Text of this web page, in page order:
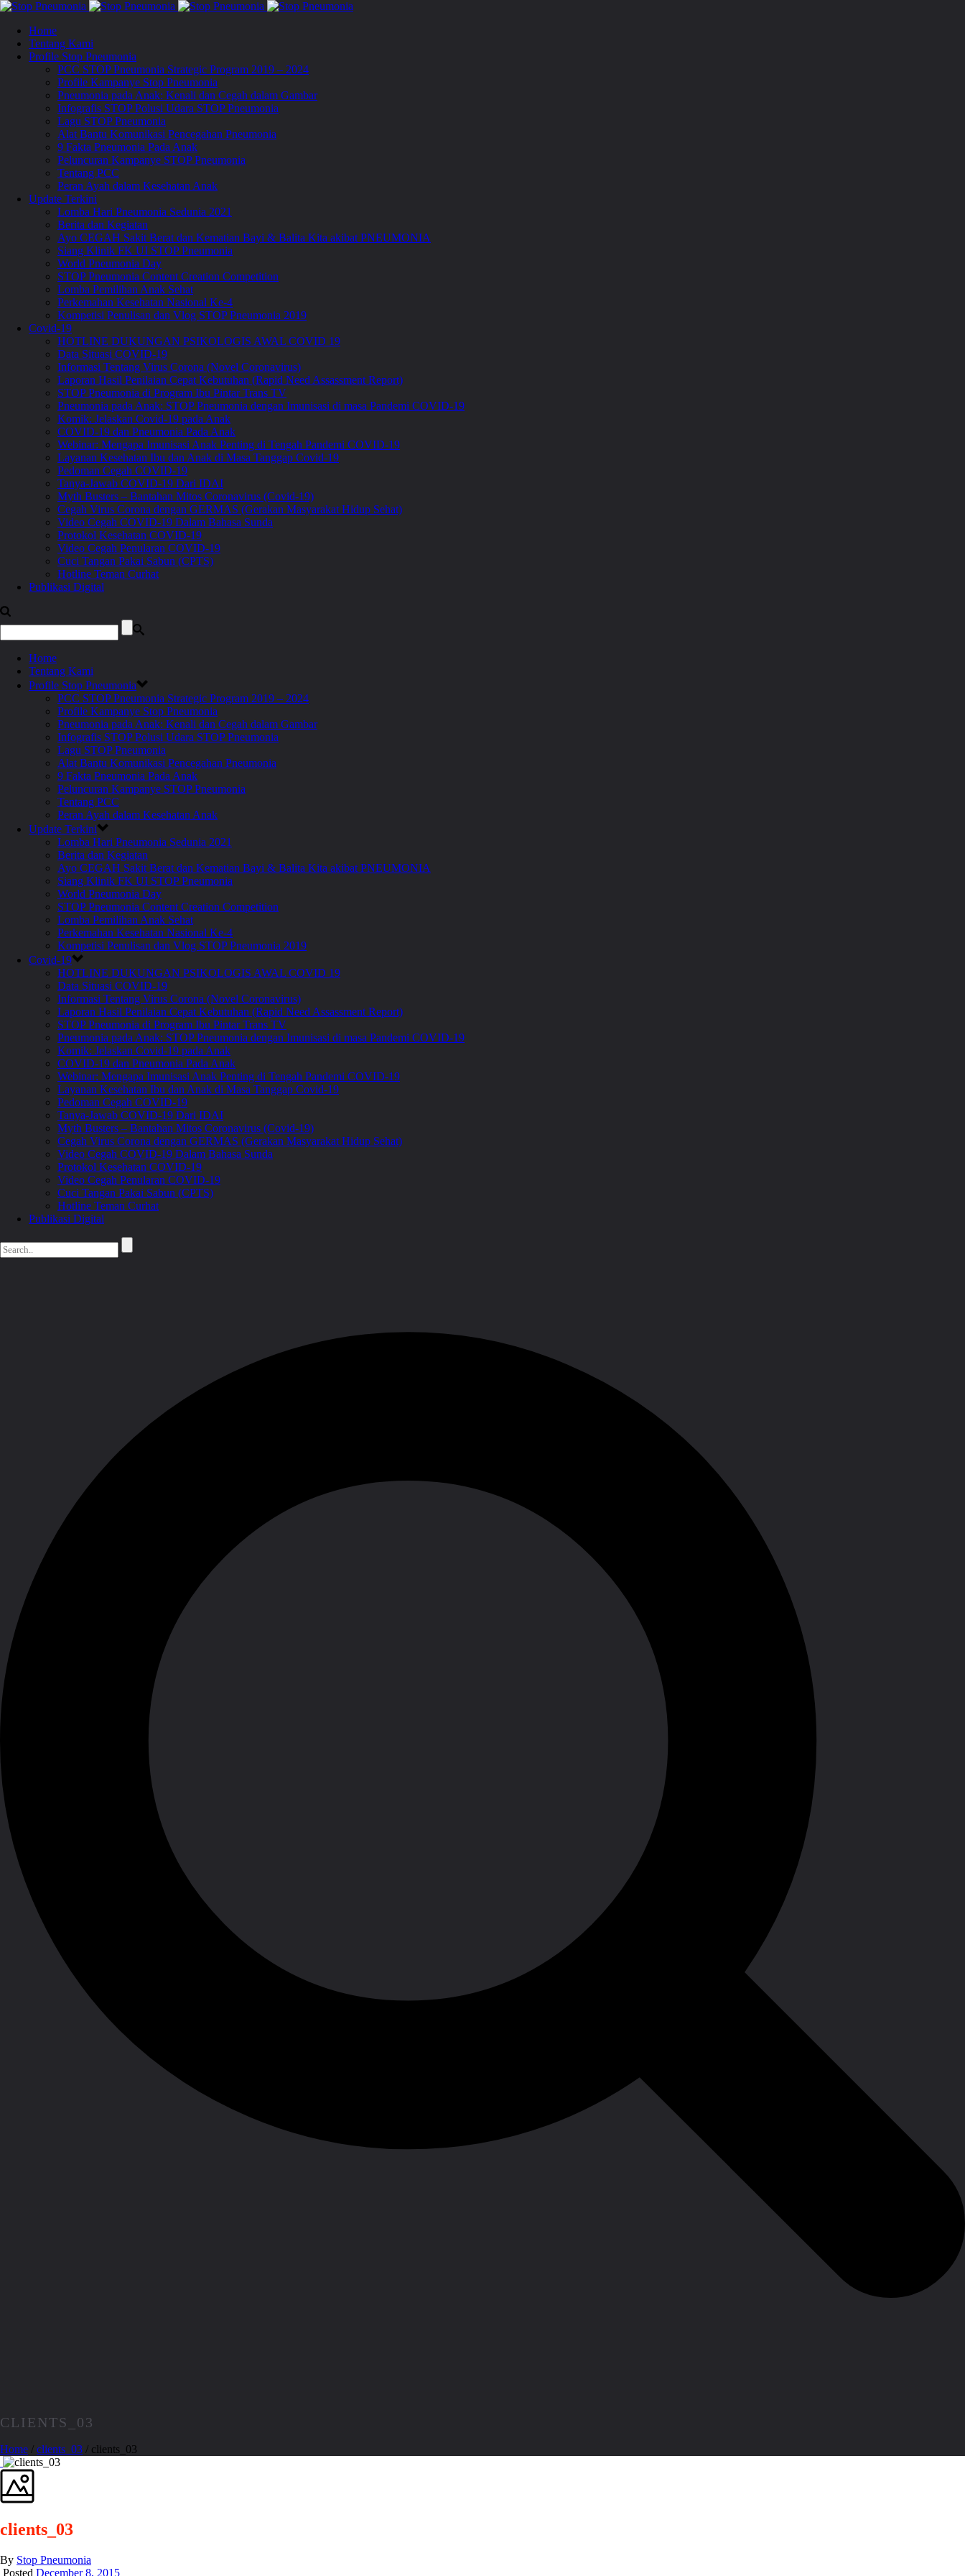
Home
Tentang Kami
Profile Stop Pneumonia
PCC STOP Pneumonia Strategic Program 2019 – 2024
Profile Kampanye Stop Pneumonia
Pneumonia pada Anak: Kenali dan Cegah dalam Gambar
Infografis STOP Polusi Udara STOP Pneumonia
Lagu STOP Pneumonia
Alat Bantu Komunikasi Pencegahan Pneumonia
9 Fakta Pneumonia Pada Anak
Peluncuran Kampanye STOP Pneumonia
Tentang PCC
Peran Ayah dalam Kesehatan Anak
Update Terkini
Lomba Hari Pneumonia Sedunia 2021
Berita dan Kegiatan
Ayo CEGAH Sakit Berat dan Kematian Bayi & Balita Kita akibat PNEUMONIA
Siang Klinik FK UI STOP Pneumonia
World Pneumonia Day
STOP Pneumonia Content Creation Competition
Lomba Pemilihan Anak Sehat
Perkemahan Kesehatan Nasional Ke-4
Kompetisi Penulisan dan Vlog STOP Pneumonia 2019
Covid-19
HOTLINE DUKUNGAN PSIKOLOGIS AWAL COVID 19
Data Situasi COVID-19
Informasi Tentang Virus Corona (Novel Coronavirus)
Laporan Hasil Penilaian Cepat Kebutuhan (Rapid Need Assassment Report)
STOP Pneumonia di Program Ibu Pintar Trans TV
Pneumonia pada Anak: STOP Pneumonia dengan Imunisasi di masa Pandemi COVID-19
Komik: Jelaskan Covid-19 pada Anak
COVID-19 dan Pneumonia Pada Anak
Webinar: Mengapa Imunisasi Anak Penting di Tengah Pandemi COVID-19
Layanan Kesehatan Ibu dan Anak di Masa Tanggap Covid-19
Pedoman Cegah COVID-19
Tanya-Jawab COVID-19 Dari IDAI
Myth Busters – Bantahan Mitos Coronavirus (Covid-19)
Cegah Virus Corona dengan GERMAS (Gerakan Masyarakat Hidup Sehat)
Video Cegah COVID-19 Dalam Bahasa Sunda
Protokol Kesehatan COVID-19
Video Cegah Penularan COVID-19
Cuci Tangan Pakai Sabun (CPTS)
Hotline Teman Curhat
Publikasi Digital
Home
Tentang Kami
Profile Stop Pneumonia
PCC STOP Pneumonia Strategic Program 2019 – 2024
Profile Kampanye Stop Pneumonia
Pneumonia pada Anak: Kenali dan Cegah dalam Gambar
Infografis STOP Polusi Udara STOP Pneumonia
Lagu STOP Pneumonia
Alat Bantu Komunikasi Pencegahan Pneumonia
9 Fakta Pneumonia Pada Anak
Peluncuran Kampanye STOP Pneumonia
Tentang PCC
Peran Ayah dalam Kesehatan Anak
Update Terkini
Lomba Hari Pneumonia Sedunia 2021
Berita dan Kegiatan
Ayo CEGAH Sakit Berat dan Kematian Bayi & Balita Kita akibat PNEUMONIA
Siang Klinik FK UI STOP Pneumonia
World Pneumonia Day
STOP Pneumonia Content Creation Competition
Lomba Pemilihan Anak Sehat
Perkemahan Kesehatan Nasional Ke-4
Kompetisi Penulisan dan Vlog STOP Pneumonia 2019
Covid-19
HOTLINE DUKUNGAN PSIKOLOGIS AWAL COVID 19
Data Situasi COVID-19
Informasi Tentang Virus Corona (Novel Coronavirus)
Laporan Hasil Penilaian Cepat Kebutuhan (Rapid Need Assassment Report)
STOP Pneumonia di Program Ibu Pintar Trans TV
Pneumonia pada Anak: STOP Pneumonia dengan Imunisasi di masa Pandemi COVID-19
Komik: Jelaskan Covid-19 pada Anak
COVID-19 dan Pneumonia Pada Anak
Webinar: Mengapa Imunisasi Anak Penting di Tengah Pandemi COVID-19
Layanan Kesehatan Ibu dan Anak di Masa Tanggap Covid-19
Pedoman Cegah COVID-19
Tanya-Jawab COVID-19 Dari IDAI
Myth Busters – Bantahan Mitos Coronavirus (Covid-19)
Cegah Virus Corona dengan GERMAS (Gerakan Masyarakat Hidup Sehat)
Video Cegah COVID-19 Dalam Bahasa Sunda
Protokol Kesehatan COVID-19
Video Cegah Penularan COVID-19
Cuci Tangan Pakai Sabun (CPTS)
Hotline Teman Curhat
Publikasi Digital
CLIENTS_03
Home / clients_03 / clients_03
clients_03
By Stop Pneumonia
Posted December 8, 2015